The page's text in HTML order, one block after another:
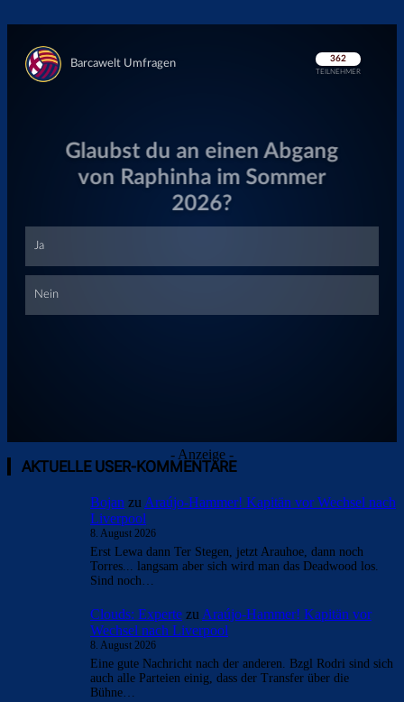
Überspringen
Überspringen
- Anzeige -
AKTUELLE USER-KOMMENTARE
Bojan zuAraújo-Hammer! Kapitän vor Wechsel nach
Liverpool
8. August 2026
Erst Lewa dann Ter Stegen, jetzt Arauhoe, dann noch
Torres... langsam aber sich wird man das Deadwood los.
Sind noch…
Clouds: Experte zu Araújo-Hammer! Kapitän vor
Wechsel nach Liverpool
8. August 2026
Eine gute Nachricht nach der anderen. Bzgl Rodri sind sich
auch alle Parteien einig, dass der Transfer über die
Bühne…